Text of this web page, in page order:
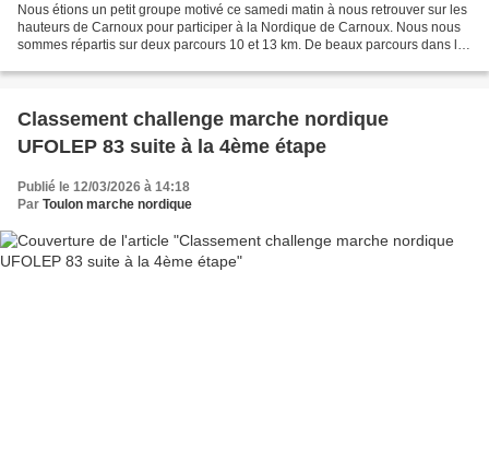
Nous étions un petit groupe motivé ce samedi matin à nous retrouver sur les
hauteurs de Carnoux pour participer à la Nordique de Carnoux. Nous nous
sommes répartis sur deux parcours 10 et 13 km. De beaux parcours dans les
Classement challenge marche nordique
UFOLEP 83 suite à la 4ème étape
Publié le 12/03/2026 à 14:18
Par Toulon marche nordique